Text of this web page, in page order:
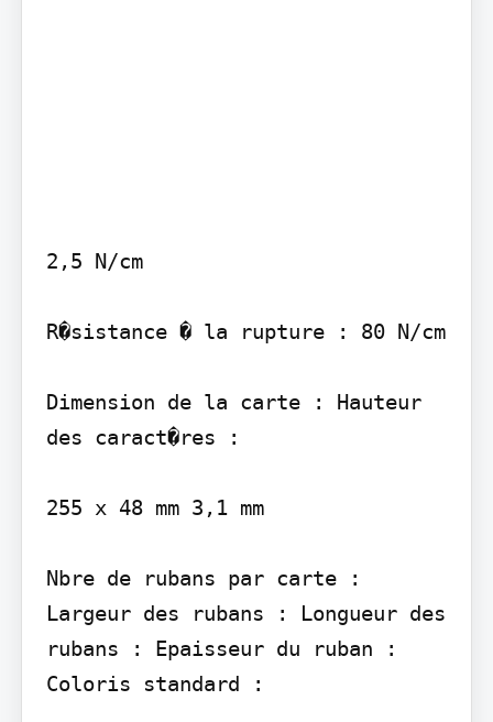
2,5 N/cm
R�sistance � la rupture : 80 N/cm
Dimension de la carte : Hauteur
des caract�res :
255 x 48 mm 3,1 mm
Nbre de rubans par carte :
Largeur des rubans : Longueur des
rubans : Epaisseur du ruban :
Coloris standard :